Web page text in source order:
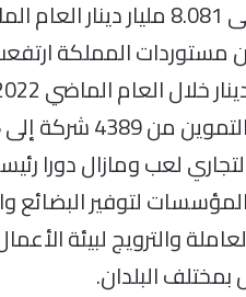
5075 شركة عام 2019.
لعب ومازال دورا
لتوفير البضائع
والترويج لبيئة
البلدان.